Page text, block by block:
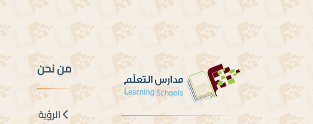
من نحن
الرؤية